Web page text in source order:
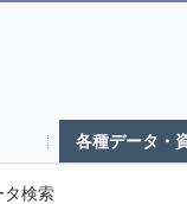
各種データ・
タ検索